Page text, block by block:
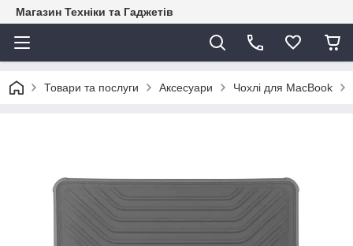
Магазин Техніки та Гаджетів
Товари та послуги Аксесуари Чохлі для MacBook